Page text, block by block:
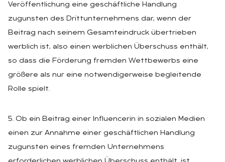
Veröffentlichung eine geschäftliche Handlung
zugunsten des Drittunternehmens dar, wenn der
Beitrag nach seinem Gesamteindruck übertrieben
werblich ist, also einen werblichen Überschuss enthält,
so dass die Förderung fremden Wettbewerbs eine
größere als nur eine notwendigerweise begleitende
Rolle spielt.
5. Ob ein Beitrag einer Influencerin in sozialen Medien
einen zur Annahme einer geschäftlichen Handlung
zugunsten eines fremden Unternehmens